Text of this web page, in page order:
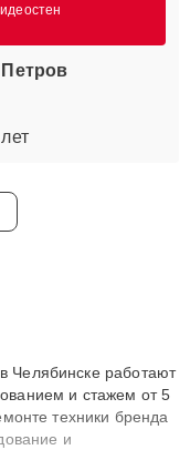
Челябинске работают
и стажем от 5
техники бренда
и